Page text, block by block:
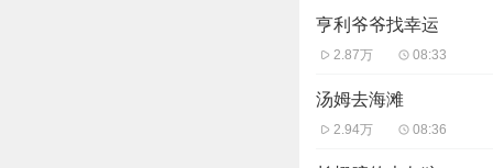
亨利爷爷找幸运
2.87万 08:33
汤姆去海滩
2.94万 08:36